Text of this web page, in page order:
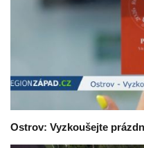
Ostrov: Vyzkoušejte